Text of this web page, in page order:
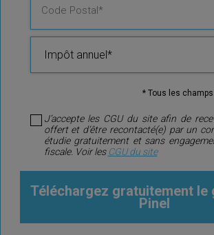
* Tous les
J’accepte les CGU du site afin de
offert et d’être recontacté(e) par un
étudie gratuitement et sans
fiscale. Voir les CGU du site
Téléchargez gratuitementle
Pinel